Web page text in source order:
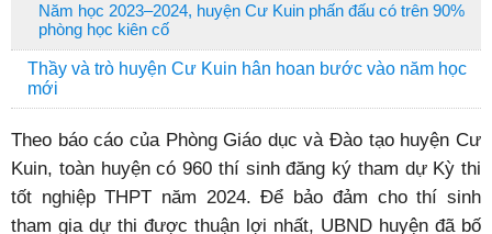
Năm học 2023–2024, huyện Cư Kuin phấn đấu có trên 90%
phòng học kiên cố
Thầy và trò huyện Cư Kuin hân hoan bước vào năm học
mới
Theo báo cáo của Phòng Giáo dục và Đào tạo huyện Cư
Kuin, toàn huyện có 960 thí sinh đăng ký tham dự Kỳ thi
tốt nghiệp THPT năm 2024. Để bảo đảm cho thí sinh
tham gia dự thi được thuận lợi nhất, UBND huyện đã bố